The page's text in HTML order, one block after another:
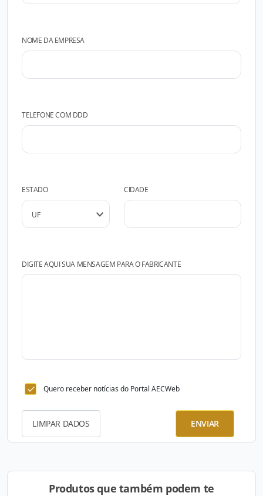
NOME DA EMPRESA
TELEFONE COM DDD
ESTADO CIDADE
DIGITE AQUI SUA MENSAGEM PARA O FABRICANTE
Quero receber notícias do Portal AECWeb
LIMPAR DADOS ENVIAR
Produtos que também podem te